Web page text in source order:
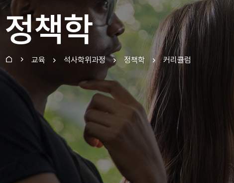
정책학
교육 석사학위과정 정책학 커리큘럼